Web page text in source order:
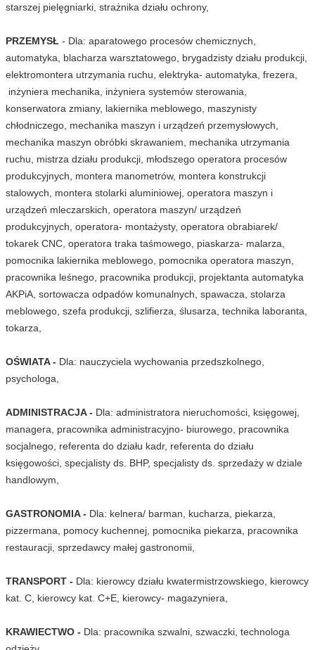
starszej pielęgniarki, strażnika działu ochrony,
PRZEMYSŁ - Dla: aparatowego procesów chemicznych,
automatyka, blacharza warsztatowego, brygadzisty działu produkcji,
elektromontera utrzymania ruchu, elektryka- automatyka, frezera,
inżyniera mechanika, inżyniera systemów sterowania,
konserwatora zmiany, lakiernika meblowego, maszynisty
chłodniczego, mechanika maszyn i urządzeń przemysłowych,
mechanika maszyn obróbki skrawaniem, mechanika utrzymania
ruchu, mistrza działu produkcji, młodszego operatora procesów
produkcyjnych, montera manometrów, montera konstrukcji
stalowych, montera stolarki aluminiowej, operatora maszyn i
urządzeń mleczarskich, operatora maszyn/ urządzeń
produkcyjnych, operatora- montażysty, operatora obrabiarek/
tokarek CNC, operatora traka taśmowego, piaskarza- malarza,
pomocnika lakiernika meblowego, pomocnika operatora maszyn,
pracownika leśnego, pracownika produkcji, projektanta automatyka
AKPiA, sortowacza odpadów komunalnych, spawacza, stolarza
meblowego, szefa produkcji, szlifierza, ślusarza, technika laboranta,
tokarza,
OŚWIATA - Dla: nauczyciela wychowania przedszkolnego,
psychologa,
ADMINISTRACJA - Dla: administratora nieruchomości, księgowej,
managera, pracownika administracyjno- biurowego, pracownika
socjalnego, referenta do działu kadr, referenta do działu
księgowości, specjalisty ds. BHP, specjalisty ds. sprzedaży w dziale
handlowym,
GASTRONOMIA - Dla: kelnera/ barman, kucharza, piekarza,
pizzermana, pomocy kuchennej, pomocnika piekarza, pracownika
restauracji, sprzedawcy małej gastronomii,
TRANSPORT - Dla: kierowcy działu kwatermistrzowskiego, kierowcy
kat. C, kierowcy kat. C+E, kierowcy- magazyniera,
KRAWIECTWO - Dla: pracownika szwalni, szwaczki, technologa